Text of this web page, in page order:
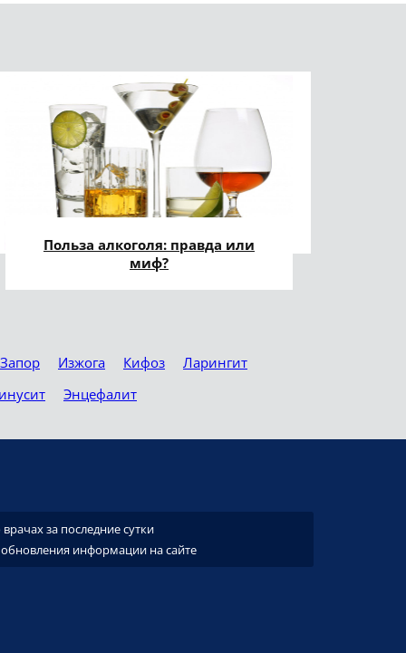
Польза алкоголя: правда или
миф?
Запор Изжога Кифоз
Ларингит
Энцефалит
за последние сутки
обновления информации на сайте